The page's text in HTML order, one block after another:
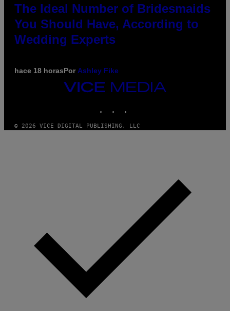
The Ideal Number of Bridesmaids
You Should Have, According to
Wedding Experts
hace 18 horasPorAshley Fike
VICE
© 2026 VICE DIGITAL PUBLISHING, LLC